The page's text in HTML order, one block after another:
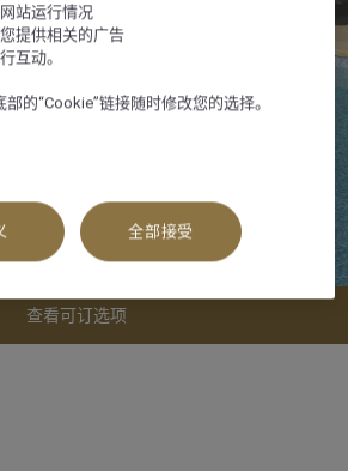
查看可订选项
站运行情况
提供相关的广告
互动。
的“Cookie”链接随时修改您的选择。
全部接受